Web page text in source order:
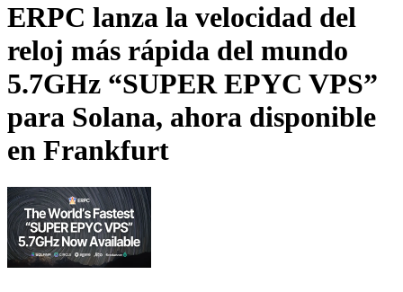
ERPC lanza la velocidad del
reloj más rápida del mundo
5.7GHz “SUPER EPYC VPS”
para Solana, ahora disponible
en Frankfurt